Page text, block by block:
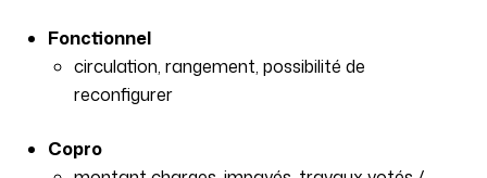
Fonctionnel
circulation, rangement, possibilité de
reconfigurer
Copro